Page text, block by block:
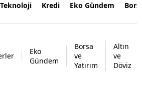
Teknoloji Kredi Eko Gündem
Eko
Gündem
Borsa
ve
Yatırım
Altın
ve
Döviz